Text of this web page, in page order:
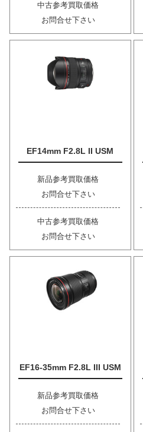
中古参考買取価格
お問合せ下さい
EF14mm F2.8L II USM
新品参考買取価格
お問合せ下さい
中古参考買取価格
お問合せ下さい
EF16-35mm F2.8L III USM
新品参考買取価格
お問合せ下さい